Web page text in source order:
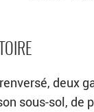
deux
sous-sol, de